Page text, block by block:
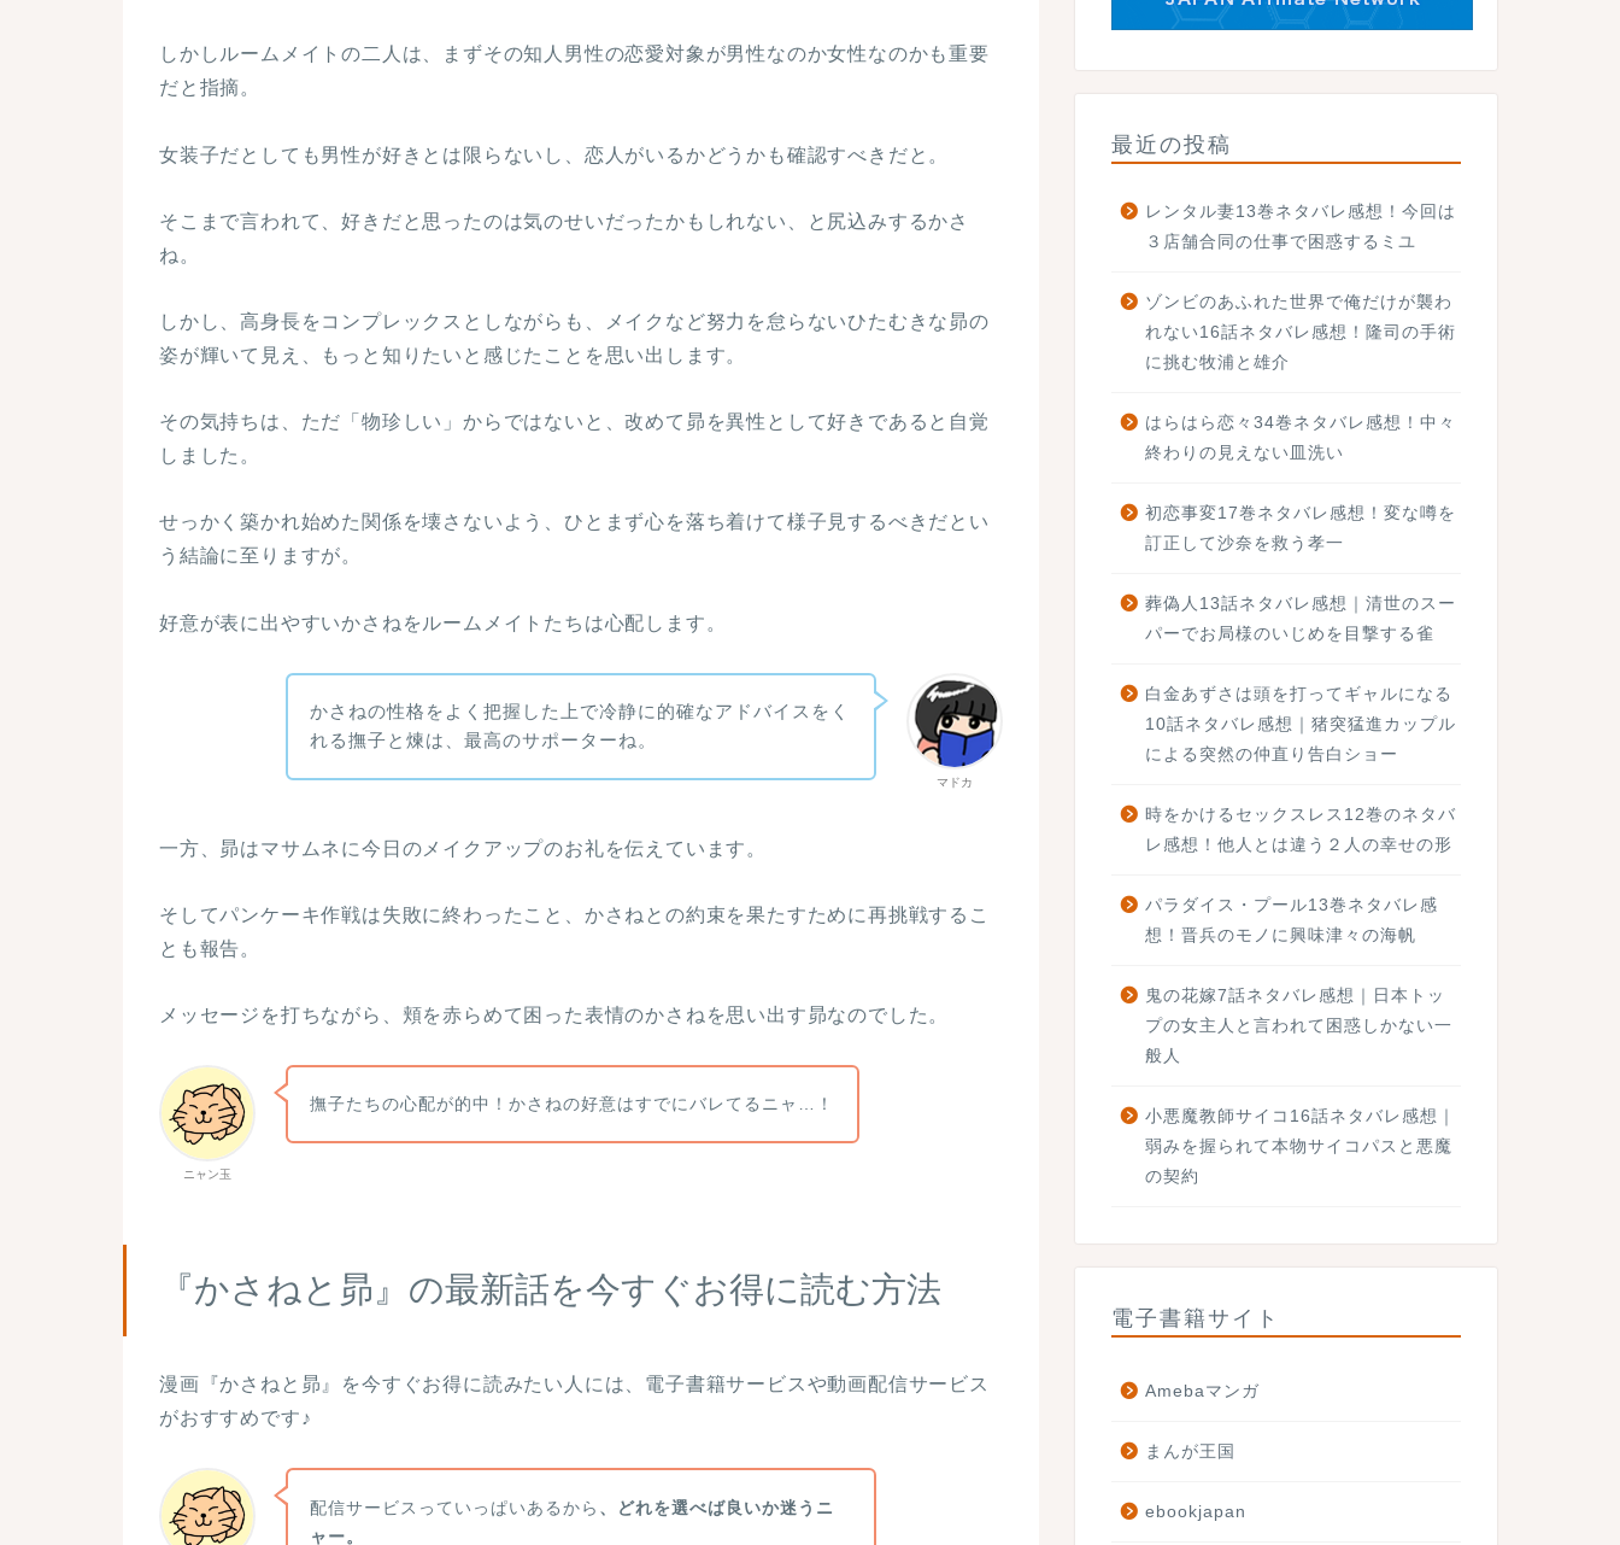
しかしルームメイトの二人は、まずその知人男性の恋愛対象が男性なのか女性なのかも重要
だと指摘。
女装子だとしても男性が好きとは限らないし、恋人がいるかどうかも確認すべきだと。
そこまで言われて、好きだと思ったのは気のせいだったかもしれない、と尻込みするかさ
ね。
しかし、高身長をコンプレックスとしながらも、メイクなど努力を怠らないひたむきな昴の
姿が輝いて見え、もっと知りたいと感じたことを思い出します。
その気持ちは、ただ「物珍しい」からではないと、改めて昴を異性として好きであると自覚
しました。
せっかく築かれ始めた関係を壊さないよう、ひとまず心を落ち着けて様子見するべきだとい
う結論に至りますが。
好意が表に出やすいかさねをルームメイトたちは心配します。
マドカ
かさねの性格をよく把握した上で冷静に的確なアドバイスをく
れる撫子と煉は、最高のサポーターね。
一方、昴はマサムネに今日のメイクアップのお礼を伝えています。
そしてパンケーキ作戦は失敗に終わったこと、かさねとの約束を果たすために再挑戦するこ
とも報告。
メッセージを打ちながら、頬を赤らめて困った表情のかさねを思い出す昴なのでした。
ニャン玉
撫子たちの心配が的中！かさねの好意はすでにバレてるニャ…！
『かさねと昴』の最新話を今すぐお得に読む方法
漫画『かさねと昴』を今すぐお得に読みたい人には、電子書籍サービスや動画配信サービス
がおすすめです♪
配信サービスっていっぱいあるから 、どれを選べば良いか迷うニ
ャー。
最近の投稿
レンタル妻13巻ネタバレ感想！今回は
３店舗合同の仕事で困惑するミユ
ゾンビのあふれた世界で俺だけが襲わ
れない16話ネタバレ感想！隆司の手術
に挑む牧浦と雄介
はらはら恋々34巻ネタバレ感想！中々
終わりの見えない皿洗い
初恋事変17巻ネタバレ感想！変な噂を
訂正して沙奈を救う孝一
葬偽人13話ネタバレ感想｜清世のスー
パーでお局様のいじめを目撃する雀
白金あずさは頭を打ってギャルになる
10話ネタバレ感想｜猪突猛進カップル
による突然の仲直り告白ショー
時をかけるセックスレス12巻のネタバ
レ感想！他人とは違う２人の幸せの形
パラダイス・プール13巻ネタバレ感
想！晋兵のモノに興味津々の海帆
鬼の花嫁7話ネタバレ感想｜日本トッ
プの女主人と言われて困惑しかない一
般人
小悪魔教師サイコ16話ネタバレ感想｜
弱みを握られて本物サイコパスと悪魔
の契約
電子書籍サイト
Amebaマンガ
まんが王国
ebookjapan